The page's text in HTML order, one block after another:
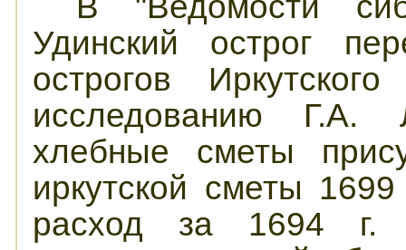
Удинский острог
острогов
исследованию Г.А.
хлебные сметы
иркутской сметы
расход за 1694 г.